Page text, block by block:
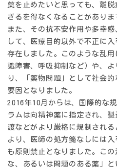
薬を止めたいと思っても、離
ざるを得なくなることがありま
また、その抗不安作用や多幸
して、医療目的以外で不正に
存在しました。このような乱
識障害、呼吸抑制など）や、
り、「薬物問題」として社会
要因となりました。
2016年10月からは、国際的な
ラムは向精神薬に指定され、
渡などがより厳格に規制され
より、医師の処方箋なしには
も原則禁止となりました。こ
な、あるいは問題のある薬」